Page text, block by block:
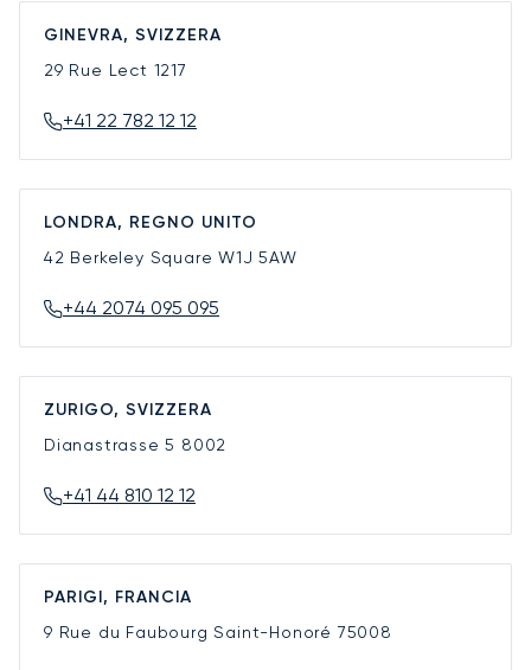
GINEVRA, SVIZZERA
29 Rue Lect 1217
+41 22 782 12 12
LONDRA, REGNO UNITO
42 Berkeley SquareW1J 5AW
+44 2074 095 095
ZURIGO, SVIZZERA
Dianastrasse 5 8002
+41 44 810 12 12
PARIGI, FRANCIA
9 Rue du Faubourg Saint-Honoré 75008